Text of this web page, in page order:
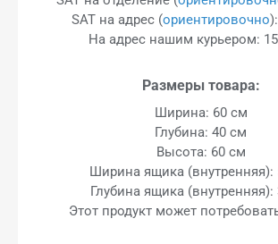
SAT на адрес (ориентировочно
На адрес нашим курьером:
Размеры товара:
Ширина: 60 см
Глубина: 40 см
Высота: 60 см
Ширина ящика (внутренняя):
Глубина ящика (внутренняя):
Этот продукт может